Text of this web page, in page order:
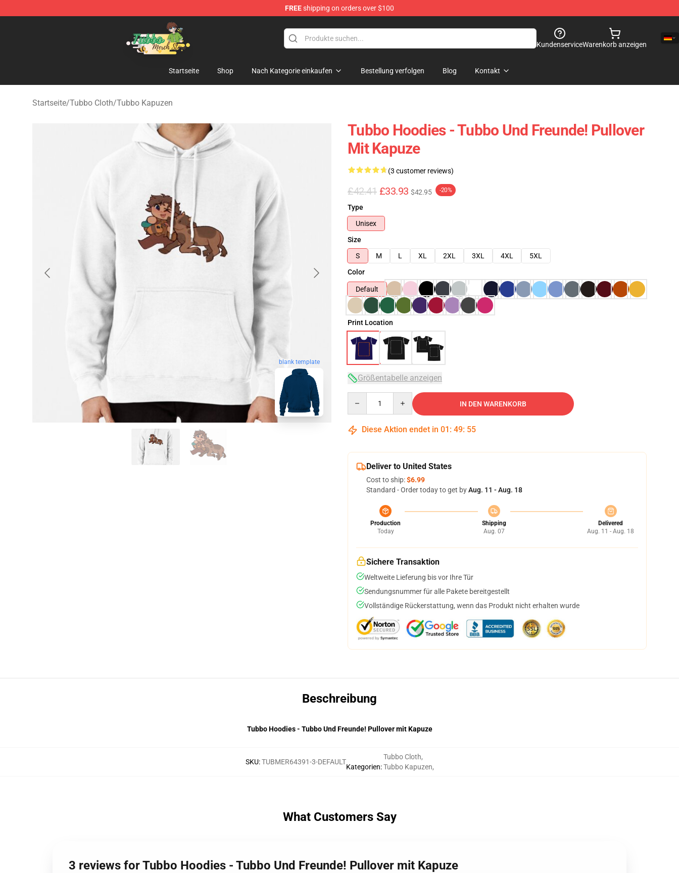
FREEshipping on orders over $100
Tubbo Store - Official Tubbo Merchandise Shop
KundenserviceWarenkorb anzeigen
Startseite Shop Nach Kategorie einkaufen Bestellung verfolgen Blog Kontakt
Startseite/Tubbo Cloth/Tubbo Kapuzen
blank template
Tubbo Hoodies - Tubbo Und Freunde! Pullover
Mit Kapuze
(3 customer reviews)
£42.41 £33.93 $42.95 -20%
Type
Unisex
Size
S
M L XL 2XL 3XL 4XL
5XL
Color
Default
Print Location
Größentabelle anzeigen
IN DEN WARENKORB
Diese Aktion endet in 01 : 49: 54
Deliver to United States
Cost to ship:$6.99
Standard - Order today to get byAug. 11 - Aug. 18
Production
Today
Shipping
Aug. 07
Delivered
Aug. 11 - Aug. 18
Sichere Transaktion
Weltweite Lieferung bis vor Ihre Tür
Sendungsnummer für alle Pakete bereitgestellt
Vollständige Rückerstattung, wenn das Produkt nicht erhalten wurde
Beschreibung
Tubbo Hoodies - Tubbo Und Freunde! Pullover mit Kapuze
SKU:TUBMER64391-3-DEFAULT
Kategorien:
Tubbo Cloth,
Tubbo Kapuzen,
What Customers Say
3 reviews for Tubbo Hoodies - Tubbo Und Freunde! Pullover mit Kapuze